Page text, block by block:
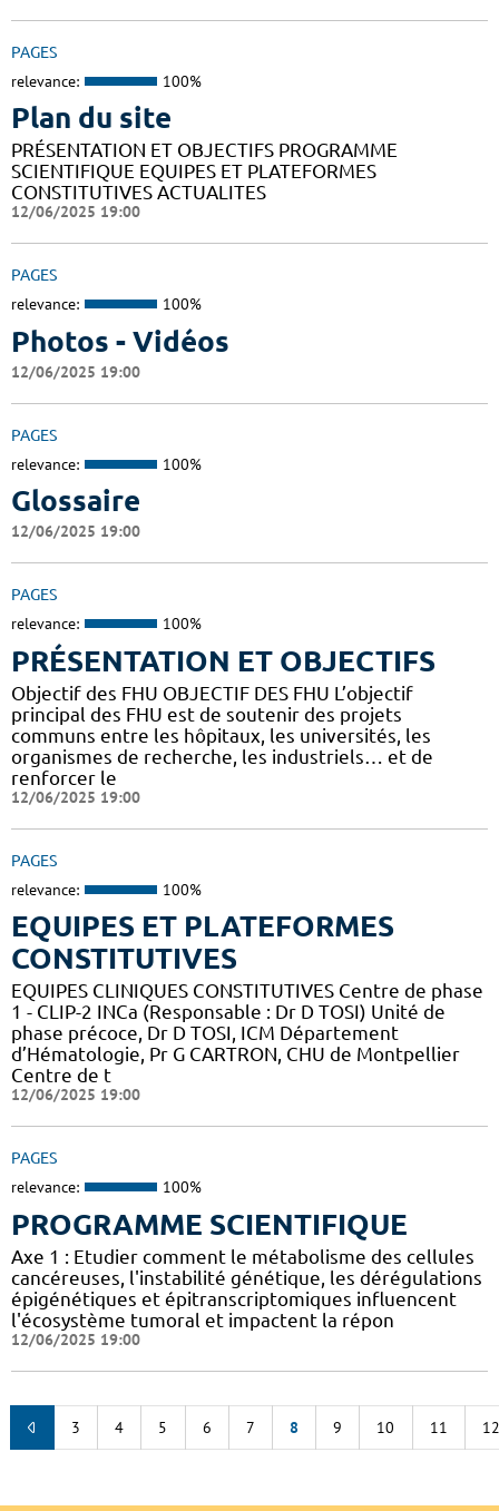
PAGES
relevance: 100%
Plan du site
PRÉSENTATION ET OBJECTIFS PROGRAMME
SCIENTIFIQUE EQUIPES ET PLATEFORMES
CONSTITUTIVES ACTUALITES
12/06/2025 19:00
PAGES
relevance: 100%
Photos - Vidéos
12/06/2025 19:00
PAGES
relevance: 100%
Glossaire
12/06/2025 19:00
PAGES
relevance: 100%
PRÉSENTATION ET OBJECTIFS
Objectif des FHU OBJECTIF DES FHU L’objectif
principal des FHU est de soutenir des projets
communs entre les hôpitaux, les universités, les
organismes de recherche, les industriels… et de
renforcer le
12/06/2025 19:00
PAGES
relevance: 100%
EQUIPES ET PLATEFORMES
CONSTITUTIVES
EQUIPES CLINIQUES CONSTITUTIVES Centre de phase
1 - CLIP-2 INCa (Responsable : Dr D TOSI) Unité de
phase précoce, Dr D TOSI, ICM Département
d’Hématologie, Pr G CARTRON, CHU de Montpellier
Centre de t
12/06/2025 19:00
PAGES
relevance: 100%
PROGRAMME SCIENTIFIQUE
Axe 1 : Etudier comment le métabolisme des cellules
cancéreuses, l'instabilité génétique, les dérégulations
épigénétiques et épitranscriptomiques influencent
l'écosystème tumoral et impactent la répon
12/06/2025 19:00
3 4 5 6 7 8 9 10 11 12